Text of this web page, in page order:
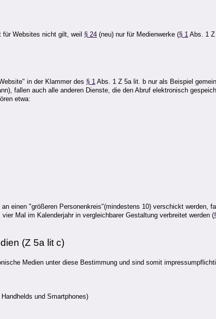
Websites nicht gilt, weil § 24 (neu) nur für Medienwerke (§ 1 Abs. 1 Z
in der Klammer des § 1 Abs. 1 Z 5a lit. b nur als Beispiel
fallen auch alle anderen Dienste, die den Abruf elektronisch
etwa:
einen "größeren Personenkreis"(mindestens 10) verschickt werden,
Mal im Kalenderjahr in vergleichbarer Gestaltung verbreitet werden (
(Z 5a lit c)
Medien unter diese Bestimmung und sind somit
und Smartphones)